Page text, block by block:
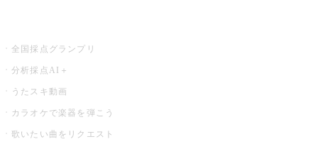
全国採点グランプリ
分析採点AI＋
うたスキ動画
カラオケで楽器を弾こう
歌いたい曲をリクエスト